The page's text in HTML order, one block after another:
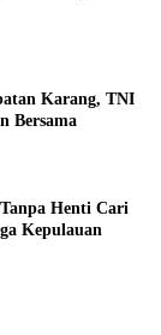
Karang, TNI
Bersama
Henti Cari
Kepulauan